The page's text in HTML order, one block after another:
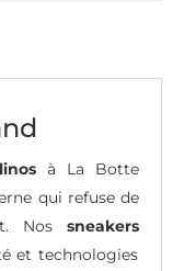
à La Botte
qui refuse de
Nos sneakers
et technologies